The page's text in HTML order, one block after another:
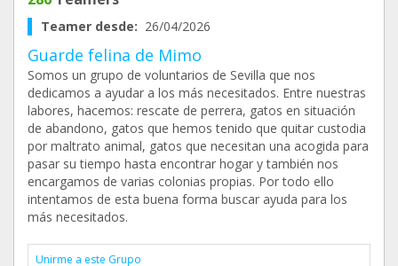
Teamer desde: 26/04/2026
Guarde felina de Mimo
Somos un grupo de voluntarios de Sevilla que nos
dedicamos a ayudar a los más necesitados. Entre nuestras
labores, hacemos: rescate de perrera, gatos en situación
de abandono, gatos que hemos tenido que quitar custodia
por maltrato animal, gatos que necesitan una acogida para
pasar su tiempo hasta encontrar hogar y también nos
encargamos de varias colonias propias. Por todo ello
intentamos de esta buena forma buscar ayuda para los
más necesitados.
Unirme a este Grupo